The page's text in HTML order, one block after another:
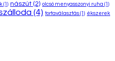
(1) nászút (2) olcsó menyasszonyi ruha (1)
(4) tortaválasztás(1) ékszerek